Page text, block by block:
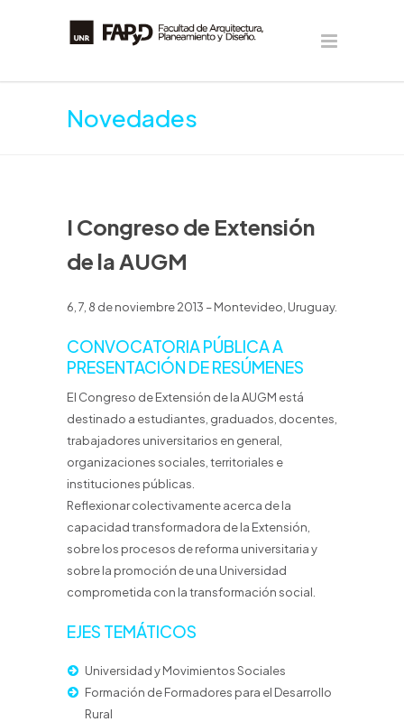
Novedades
I Congreso de Extensión
de la AUGM
6, 7, 8 de noviembre 2013 – Montevideo, Uruguay.
CONVOCATORIA PÚBLICA A
PRESENTACIÓN DE RESÚMENES
El Congreso de Extensión de la AUGM está
destinado a estudiantes, graduados, docentes,
trabajadores universitarios en general,
organizaciones sociales, territoriales e
instituciones públicas.
Reflexionar colectivamente acerca de la
capacidad transformadora de la Extensión,
sobre los procesos de reforma universitaria y
sobre la promoción de una Universidad
comprometida con la transformación social.
EJES TEMÁTICOS
Universidad y Movimientos Sociales
Formación de Formadores para el Desarrollo
Rural